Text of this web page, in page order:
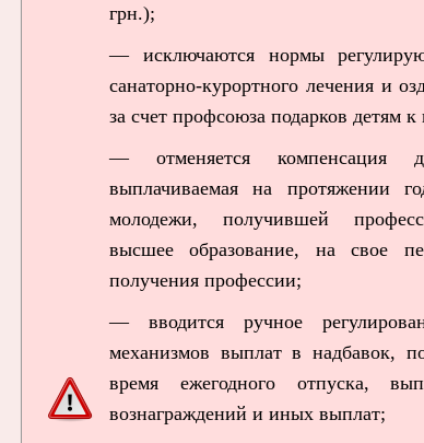
грн.);
— исключаются нормы
санаторно-курортного лечения и
за счет профсоюза подарков детям к
— отменяется компенсация
выплачиваемая на протяжении
молодежи, получившей
высшее образование, на свое
получения профессии;
— вводится ручное
механизмов выплат в надбавок,
время ежегодного отпуска,
вознаграждений и иных выплат;